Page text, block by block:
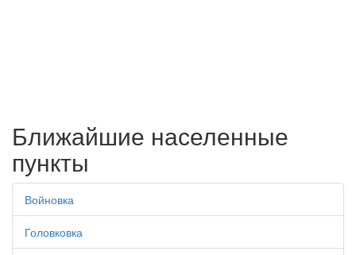
Ближайшие населенные
пункты
Войновка
Головковка